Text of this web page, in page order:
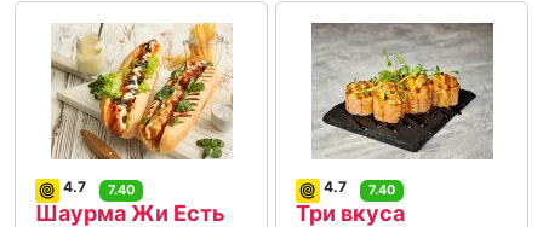
4.7 7.40
Шаурма Жи Есть
4.7 7.40
Три вкуса